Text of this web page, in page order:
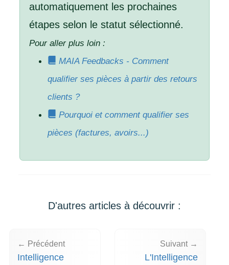
automatiquement les prochaines
étapes selon le statut sélectionné.
Pour aller plus loin :
MAIA Feedbacks - Comment
qualifier ses pièces à partir des retours
clients ?
Pourquoi et comment qualifier ses
pièces (factures, avoirs...)
D'autres articles à découvrir :
← Précédent
Intelligence
Suivant →
L'Intelligence